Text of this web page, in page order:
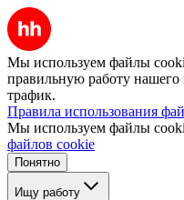
Мы используем файлы
правильную работу нашего
трафик.
Правила использования
Мы используем файлы
файлов cookie
Понятно
Ищу работу